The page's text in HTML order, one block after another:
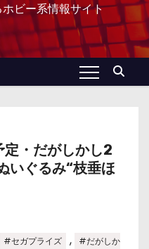
ビー系情報サイト
定・だがしかし2
いぐるみ“枝垂ほ
#セガプライズ ,
#だがしか